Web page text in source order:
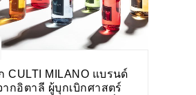
CULTI MILANO แบรนด์
ากอิตาลี ผู้บุกเบิกศาสตร์